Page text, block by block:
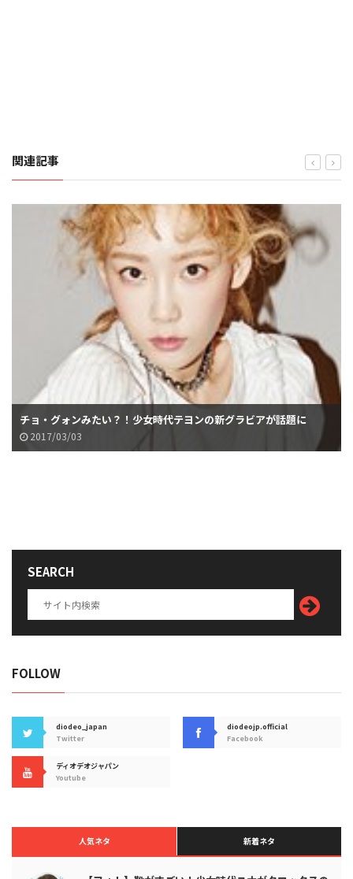
関連記事
チョ・グォンみたい？！少女時代テヨンの新グラビアが話題に
2017/03/03
SEARCH
FOLLOW
diodeo_japan
Twitter
diodeojp.official
Facebook
ディオデオジャパン
Youtube
人気ネタ 新着ネタ